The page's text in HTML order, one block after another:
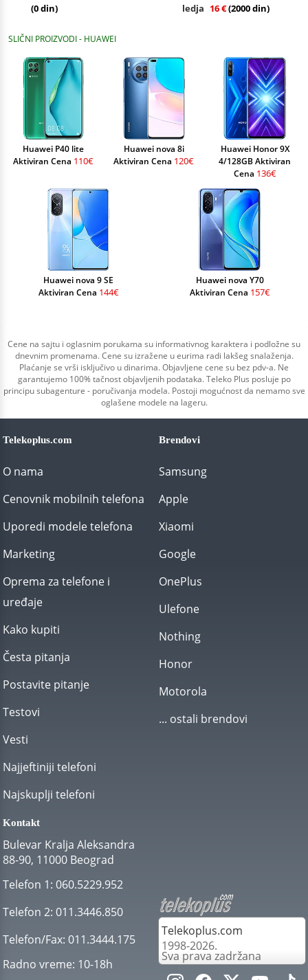
(0 din)
ledja 16 €(2000 din)
SLIČNI PROIZVODI - HUAWEI
Huawei P40 lite
Aktiviran Cena 110€
Huawei nova 8i
Aktiviran Cena 120€
Huawei Honor 9X
4/128GB Aktiviran
Cena 136€
Huawei nova 9 SE
Aktiviran Cena 144€
Huawei nova Y70
Aktiviran Cena 157€
Cene na sajtu i oglasnim porukama su informativnog karaktera i podložne su
dnevnim promenama. Cene su izražene u eurima radi lakšeg snalaženja.
Plaćanje se vrši isključivo u dinarima. Objavljene cene su bez pdv-a. Ne
garantujemo 100% tačnost objavljenih podataka. Teleko Plus posluje po
principu subagenture - poručivanja modela. Postoji mogućnost da nemamo sve
oglašene modele na lageru.
Telekoplus.com
O nama
Cenovnik mobilnih telefona
Uporedi modele telefona
Marketing
Oprema za telefone i
uređaje
Kako kupiti
Česta pitanja
Postavite pitanje
Testovi
Vesti
Najjeftiniji telefoni
Najskuplji telefoni
Brendovi
Samsung
Apple
Xiaomi
Google
OnePlus
Ulefone
Nothing
Honor
Motorola
... ostali brendovi
Kontakt
Bulevar Kralja Aleksandra
88-90, 11000 Beograd
Telefon 1: 060.5229.952
Telefon 2: 011.3446.850
Telefon/Fax: 011.3444.175
Radno vreme: 10-18h
Telekoplus.com
1998-2026.
Sva prava zadržana